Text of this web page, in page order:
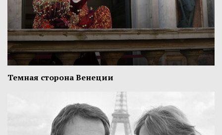
Темная сторона Венеции